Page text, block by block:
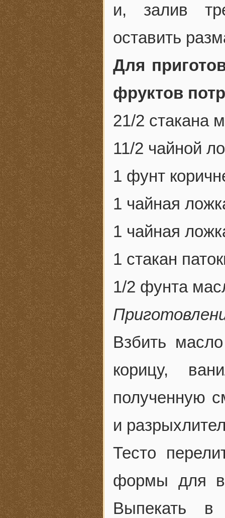
и, залив
оставить
Для
фруктов
21/2 стакана
11/2 чайной
1 фунт
1 чайная
1 чайная
1 стакан
1/2 фунта
Взбить
корицу,
полученную
и
Тесто
формы для
Выпекать в